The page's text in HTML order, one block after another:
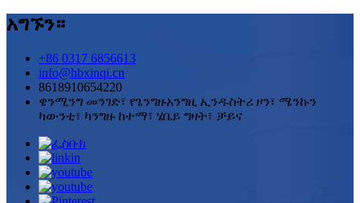
አግኙን።
+86 0317 6856613
info@hbxinqi.cn
8618910654220
ዌንሚንግ መንገድ፣ የጌንግዙአንግዚ ኢንዱስትሪ ዞን፣ ሜንኩን
ካውንቲ፣ ካንግዙ ከተማ፣ ሄቤይ ግዛት፣ ቻይና